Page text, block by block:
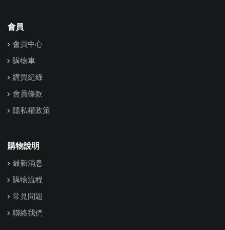
會員
會員中心
購物車
購買紀錄
會員條款
隱私權政策
購物說明
最新消息
購物流程
常見問題
聯絡我們